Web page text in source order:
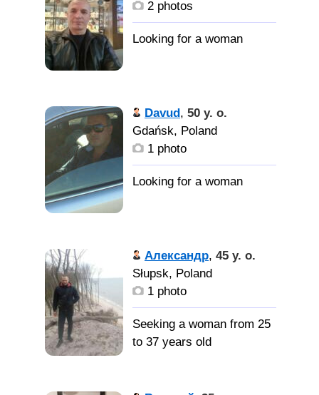
2 photos
Davud, 50 y. o.
Gdańsk, Poland
1 photo
Александр, 45 y. o.
Słupsk, Poland
1 photo
Seeking a woman from 25
to 37 years old